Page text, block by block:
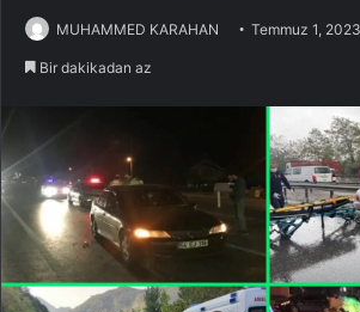
MUHAMMED KARAHAN Temmuz 1, 2023
Bir dakikadan az